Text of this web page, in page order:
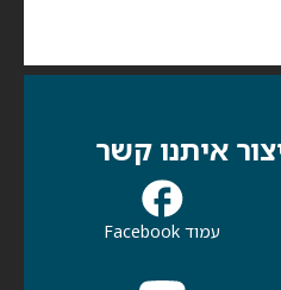
איתנו קשר
עמוד Facebook